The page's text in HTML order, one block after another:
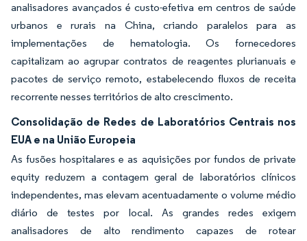
analisadores avançados é custo-efetiva em centros de saúde
urbanos e rurais na China, criando paralelos para as
implementações de hematologia. Os fornecedores
capitalizam ao agrupar contratos de reagentes plurianuais e
pacotes de serviço remoto, estabelecendo fluxos de receita
recorrente nesses territórios de alto crescimento.
Consolidação de Redes de Laboratórios Centrais nos
EUA e na União Europeia
As fusões hospitalares e as aquisições por fundos de private
equity reduzem a contagem geral de laboratórios clínicos
independentes, mas elevam acentuadamente o volume médio
diário de testes por local. As grandes redes exigem
analisadores de alto rendimento capazes de rotear